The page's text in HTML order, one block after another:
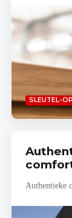
SLEUTEL-
Authentieke